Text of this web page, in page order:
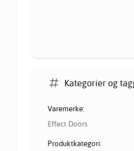
Kategorier og
Varemerke:
Effect Doors
Produktkategori: